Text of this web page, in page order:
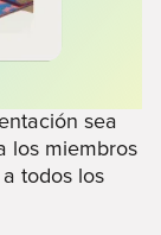
sea
los miembros
todos los